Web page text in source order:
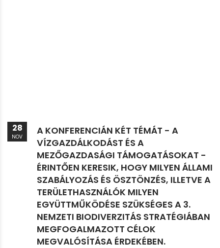
28
NOV
A KONFERENCIÁN KÉT TÉMÁT - A
VÍZGAZDÁLKODÁST ÉS A
MEZŐGAZDASÁGI TÁMOGATÁSOKAT -
ÉRINTŐEN KERESIK, HOGY MILYEN ÁLLAMI
SZABÁLYOZÁS ÉS ÖSZTÖNZÉS, ILLETVE A
TERÜLETHASZNÁLÓK MILYEN
EGYÜTTMŰKÖDÉSE SZÜKSÉGES A 3.
NEMZETI BIODIVERZITÁS STRATÉGIÁBAN
MEGFOGALMAZOTT CÉLOK
MEGVALÓSÍTÁSA ÉRDEKÉBEN.